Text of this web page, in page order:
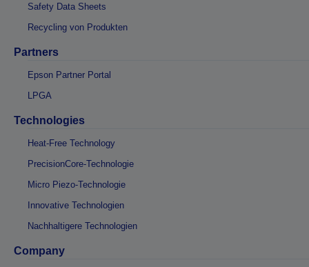
Safety Data Sheets
Recycling von Produkten
Partners
Epson Partner Portal
LPGA
Technologies
Heat-Free Technology
PrecisionCore-Technologie
Micro Piezo-Technologie
Innovative Technologien
Nachhaltigere Technologien
Company